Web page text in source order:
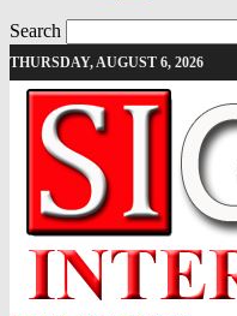
Search
THURSDAY, AUGUST 6, 2026